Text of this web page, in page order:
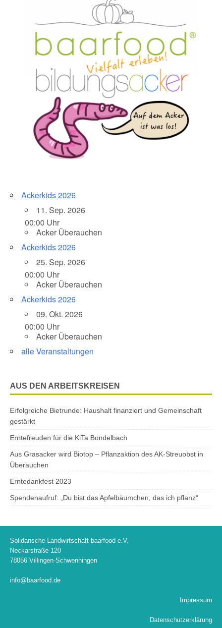
Ackerkids 2026
11. Sep. 2026
00:00 Uhr
Acker Überauchen
Ackerkids 2026
25. Sep. 2026
00:00 Uhr
Acker Überauchen
Ackerkids 2026
09. Okt. 2026
00:00 Uhr
Acker Überauchen
alle Veranstaltungen
AUS DEN ARBEITSKREISEN
Erfolgreiche Bietrunde: Haushalt finanziert und Gemeinschaft
gestärkt
Erntefreuden für die KiTa Bondelbach
Aus Grasacker wird Biotop – Pflanzaktion des AK-Streuobst in
Überauchen
Erntedankfest 2023
Spendenaufruf: „Du bist das Apfelbäumchen, das ich pflanz“
Solidarische Landwirtschaft baarfood e.V.
Neckarstraße 120
78056 Villingen-Schwenningen
info@baarfood.de
Impressum
Datenschutzerklärung